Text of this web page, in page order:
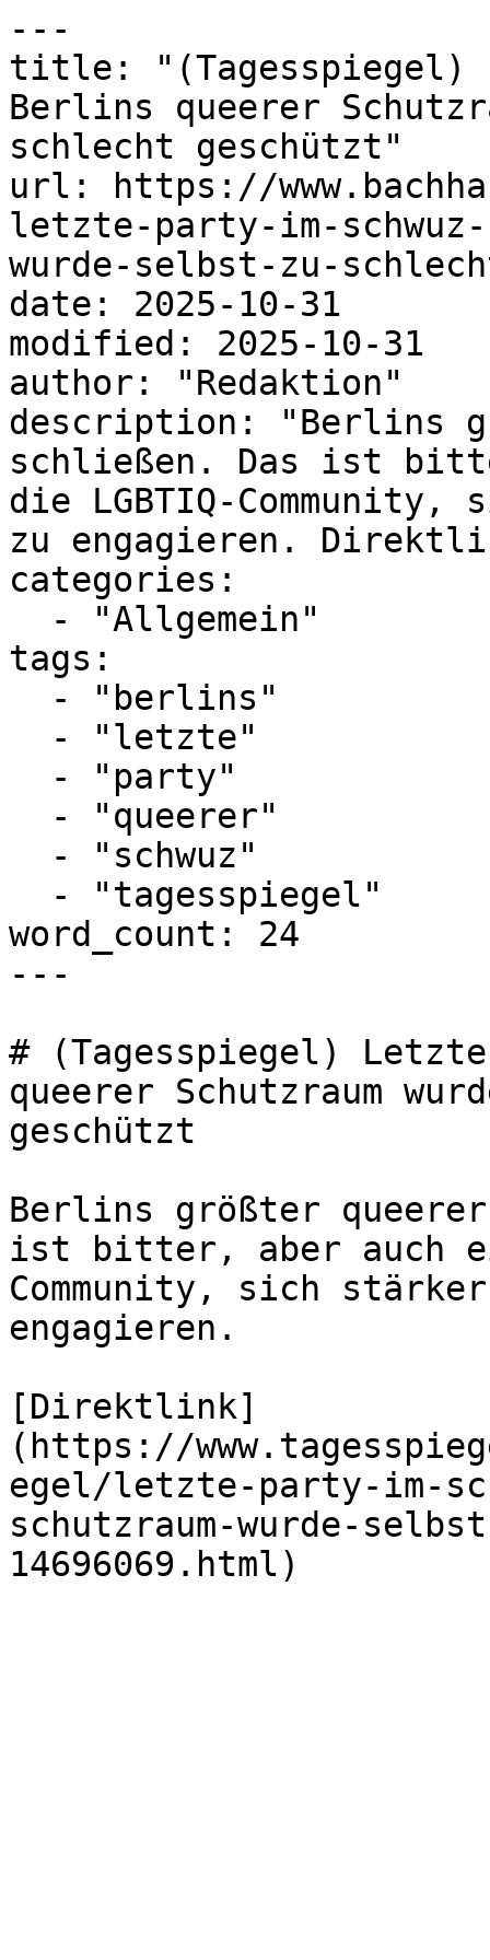
---
title: "(Tagesspiegel)
Berlins queerer
schlecht geschützt"
url: https://
letzte-party-im-
wurde-selbst-zu-
date: 2025-10-31
modified: 2025-10-31
author: "Redaktion"
description: "Berlins
schließen. Das ist
die LGBTIQ-
zu engagieren.
categories:
tags:
word_count: 24
---
# (Tagesspiegel)
queerer Schutzraum
geschützt
Berlins größter
ist bitter, aber auch
Community, sich
engagieren.
[Direktlink]
(https://
egel/letzte-party-im-
schutzraum-wurde-
14696069.html)